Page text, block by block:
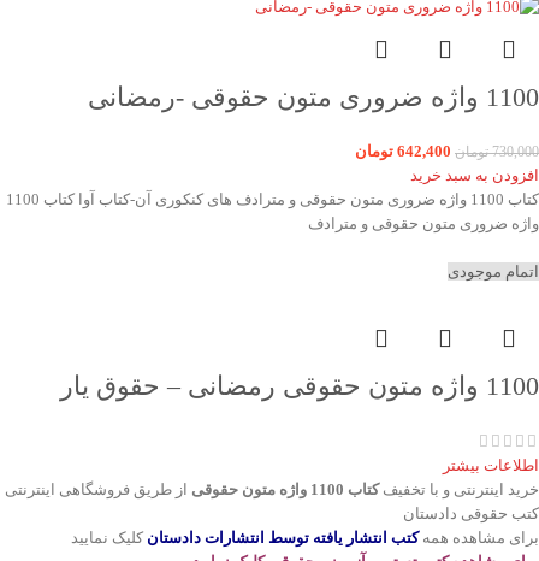
1100 واژه ضروری متون حقوقی -رمضانی
730,000 تومان 642,400 تومان
افزودن به سبد خرید
کتاب 1100 واژه ضروری متون حقوقی و مترادف های کنکوری آن-کتاب آوا کتاب 1100
واژه ضروری متون حقوقی و مترادف
اتمام موجودی
1100 واژه متون حقوقی رمضانی – حقوق یار
اطلاعات بیشتر
خرید اینترنتی و با تخفیفکتاب 1100 واژه متون حقوقی
از طریق فروشگاهی اینترنتی
کتب حقوقی دادستان
برای مشاهده همهکتب انتشار یافته توسط انتشارات دادستان کلیک نمایید